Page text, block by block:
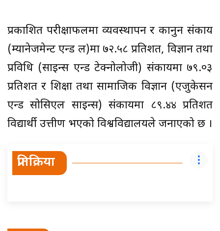
प्रकाशित परीक्षाफलमा व्यवस्थापन र कानुन संकाय
(म्यानेजमेन्ट एन्ड ल)मा ७२.५८ प्रतिशत, विज्ञान तथा
प्रविधि (साइन्स एन्ड टेक्नोलोजी) संकायमा ७९.०३
प्रतिशत र शिक्षा तथा सामाजिक विज्ञान (एजुकेसन
एन्ड सोसिएल साइन्स) संकायमा ८९.४४ प्रतिशत
विद्यार्थी उत्तीर्ण भएको विश्वविद्यालयले जनाएको छ ।
प्रतिक्रिया